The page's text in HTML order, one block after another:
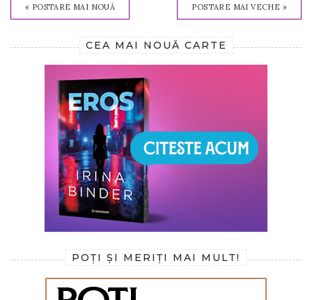
« POSTARE MAI NOUĂ POSTARE MAI VECHE »
CEA MAI NOUĂ CARTE
POȚI ȘI MERIȚI MAI MULT!